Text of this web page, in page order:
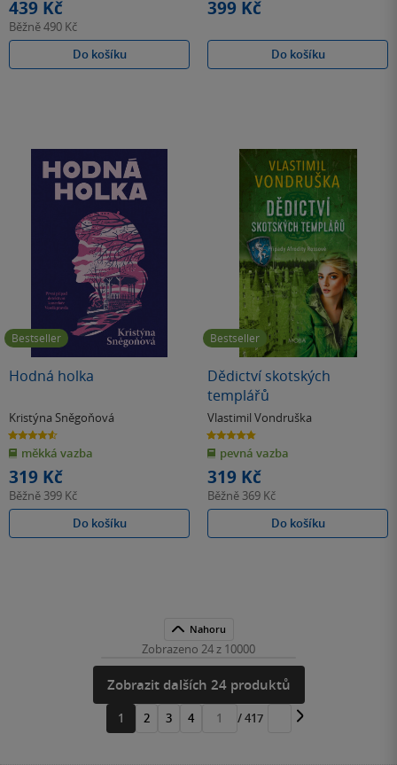
439 Kč
Běžně490 Kč
Do košíku
399 Kč
Do košíku
Bestseller
Hodná holka
Kristýna Sněgoňová
4.6
z
5
hvězdiček
měkká vazba
319 Kč
Běžně 399 Kč
Do košíku
Bestseller
Dědictví skotských
templářů
Vlastimil Vondruška
4.8
z
5
hvězdiček
pevná vazba
319 Kč
Běžně 369 Kč
Do košíku
Nahoru
Zobrazeno 24 z 10000
Zobrazit dalších 24 produktů
1 2 3 4
Přejít
/ 417